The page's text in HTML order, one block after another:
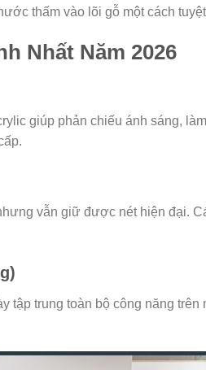
thấm vào lõi gỗ một cách
Nhất Năm 2026
giúp phản chiếu ánh sáng,
vẫn giữ được nét hiện đại.
tập trung toàn bộ công năng